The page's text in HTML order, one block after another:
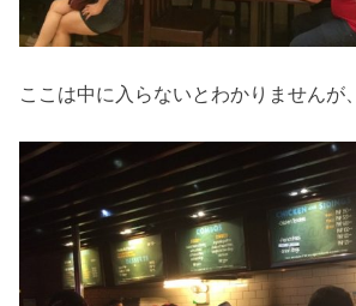
ここは中に入らないとわかりませんが、